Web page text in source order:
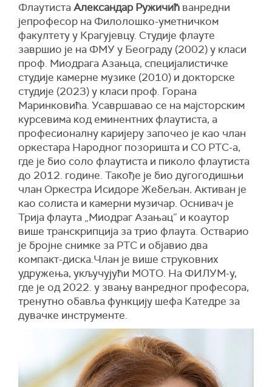
ФлаутистаАлександар Ружичић ванредни
јепрофесор на Филолошко-уметничком
факултету у Крагујевцу. Студије флауте
завршио је на ФМУ у Београду (2002) у класи
проф. Миодрага Азањца, специјалистичке
студије камерне музике (2010) и докторске
студије (2023) у класи проф. Горана
Маринковића. Усавршавао се на мајсторским
курсевима код еминентних флаутиста, а
професионалну каријеру започео је као члан
оркестара Народног позоришта и СО РТС-а,
где је био соло флаутиста и пиколо флаутиста
до 2012. године. Такође је био дугогодишњи
члан Оркестра Исидоре Жебељан. Активан је
као солиста и камерни музичар. Оснивач је
Трија флаута „Миодраг Азањац” и коаутор
више транскрипција за трио флаута. Остварио
је бројне снимке за РТС и објавио два
компакт-диска.Члан је више струковних
удружења, укључујући МОТО. На ФИЛУМ-у,
где је од 2022. у звању ванредног професора,
тренутно обавља функцију шефа Катедре за
дувачке инструменте.